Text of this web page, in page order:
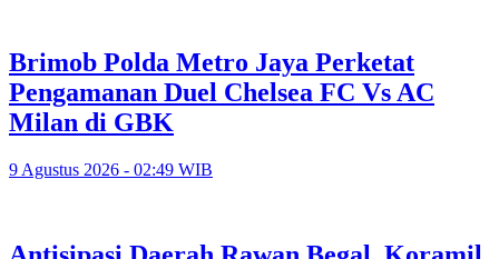
Brimob Polda Metro Jaya Perketat
Pengamanan Duel Chelsea FC Vs AC
Milan di GBK
9 Agustus 2026 - 02:49 WIB